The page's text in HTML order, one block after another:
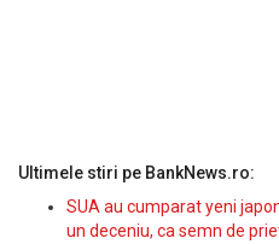
Ultimele stiri pe BankNews.ro:
SUA au cumparat yeni
un deceniu, ca semn de